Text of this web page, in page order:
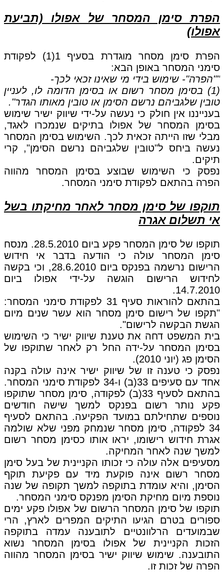
הפרת סימן המסחר של אפולו (תביעת
אפולו)
הפרת סימן מסחר מוגדרת בסעיף 1(1) לפקודת
סימני המסחר באופן הבא:
""הפרה"- שימוש בידי מי שאינו זכאי לכך-
(1) בסימן מסחר רשום או בסימן הדומה לו, לעניין
טובין שלגביהם נרשם הסימן או טובין מאותו הגדר".
בענייננו אין חולק כי נעשה על-ידי שיווק ישיר שימוש
בסימן המסחר של אפולו בתיקים שנמכרו לאגד,
מבלי שזו הייתה זכאית לכך. השימוש בסימן המסחר
נעשה ביחס ל"טובין שלגביהם נרשם הסימן", קרי
תיקים.
נפסק כי השימוש שבוצע בסימן המסחר מהווה
הפרה בהתאם לפקודת סימני המסחר.
תוקפו של סימן מסחר לאחר מחיקתו בשל
אי תשלום אגרה
תוקפו של סימן המסחר פקע ביום 28.5.2010. מנסח
סימן המסחר עולה כי הודעה בדבר אי חידוש
הרישום נרשמה בפנקס ביום 28.6.2010, וכי בקשה
לחידוש הרישום הוגשה על-ידי אפולו ביום
14.7.2010.
בהתאם להוראות סעיף 31 לפקודת סימני המסחר:
"תקפו של רישום סימן מסחר הוא עשר שנים מיום
הגשת הבקשה לרישום".
בית המשפט דחה את טענת שיווק ישיר כי השימוש
בסימן המסחר על-ידה החל רק לאחר שתוקפו של
הסימן פג (יוני 2010).
נפסק כי טענה זו של שיווק ישיר אינה עולה בקנה
אחד עם סעיפים 33(ב) ו-34 לפקודת סימני המסחר.
בהתאם לסעיף 33(ב) לפקודה, סימן מסחר שתוקפו
פקע נותר רשום בפנקס למשך שישה חודשים
נוספים שתחילתם במועד הפקיעה. בהתאם לסעיף
34 לפקודה, סימן מסחר שנמחק מפני שלא שולמה
אגרת חידוש רישומו, יראו אותו כסימן מסחר רשום
למשך שנה לאחר המחיקה.
מסעיפים אלה עולה כי זכותו הקניינית של בעל סימן
מסחר רשום אינה פוקעת מיד עם פקיעת תוקף
הסימן, והיא עומדת בתוקפה למשך תקופה של שנה
נוספת מיום מחיקת הסימן מפנקס סימני המסחר.
תוקפו של סימן המסחר הרשום של אפולו פקע ימים
ספורים בטרם הגיעו התיקים המפרים לארץ, הרי
שבמועדים הרלוונטיים לתובענה עמדה בתוקפה
הזכות הקניינית של אפולו בסימן המסחר נשוא
התובענה. שימוש שיווק ישיר בסימן המסחר מהווה
הפרה של זכות זו.